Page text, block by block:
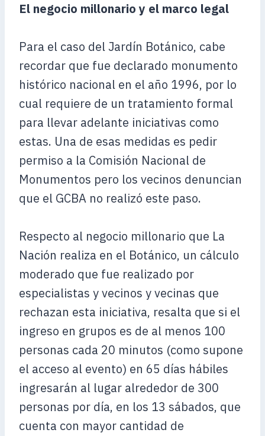
El negocio millonario y el marco legal
Para el caso del Jardín Botánico, cabe
recordar que fue declarado monumento
histórico nacional en el año 1996, por lo
cual requiere de un tratamiento formal
para llevar adelante iniciativas como
estas. Una de esas medidas es pedir
permiso a la Comisión Nacional de
Monumentos pero los vecinos denuncian
que el GCBA no realizó este paso.
Respecto al negocio millonario que La
Nación realiza en el Botánico, un cálculo
moderado que fue realizado por
especialistas y vecinos y vecinas que
rechazan esta iniciativa, resalta que si el
ingreso en grupos es de al menos 100
personas cada 20 minutos (como supone
el acceso al evento) en 65 días hábiles
ingresarán al lugar alrededor de 300
personas por día, en los 13 sábados, que
cuenta con mayor cantidad de